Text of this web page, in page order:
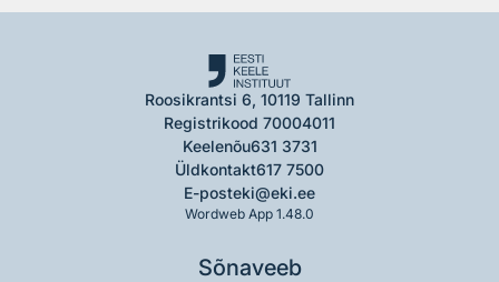
Roosikrantsi 6, 10119 Tallinn
Registrikood 70004011
Keelenõu631 3731
Üldkontakt617 7500
E-posteki@eki.ee
Wordweb App 1.48.0
Sõnaveeb